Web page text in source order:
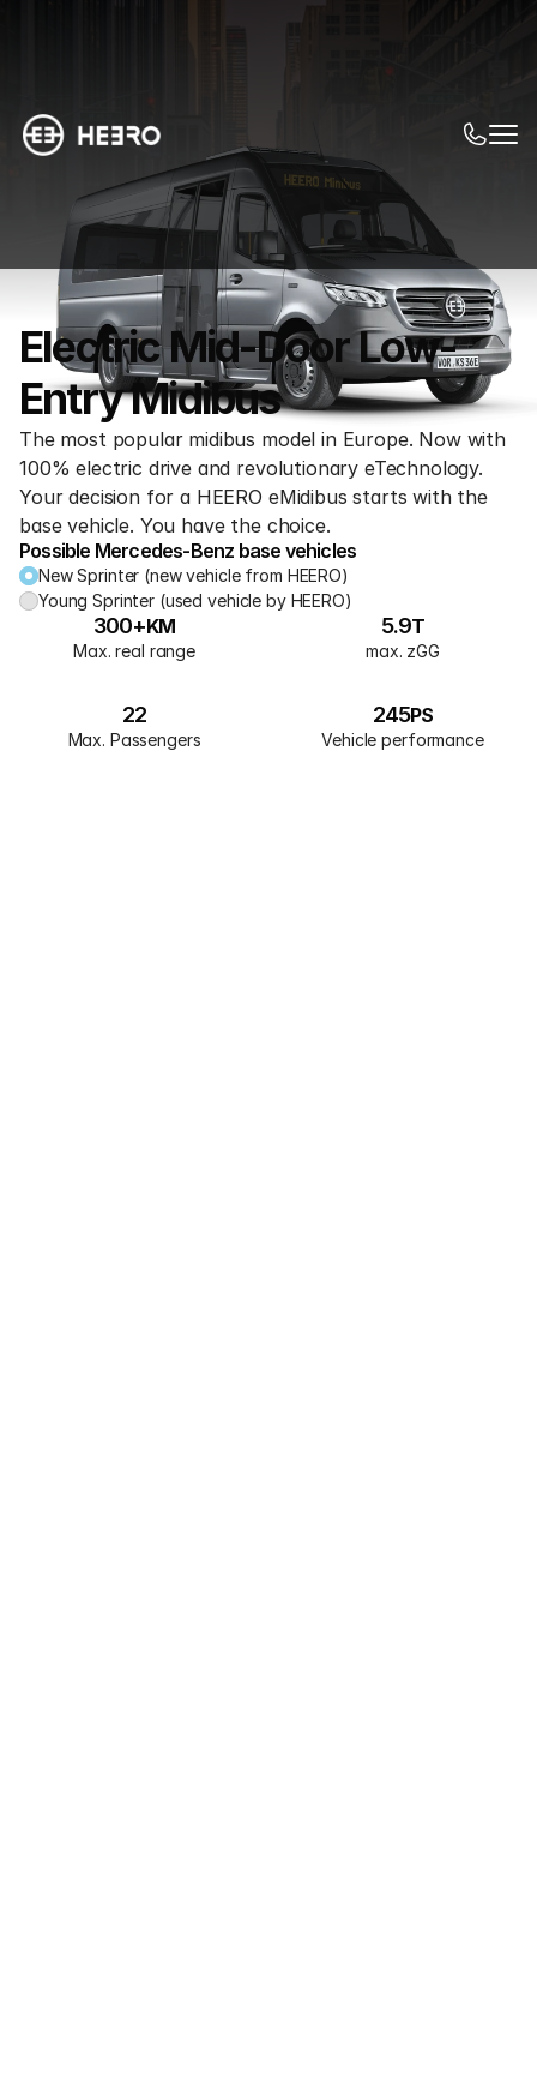
Electric Mid-Door Low-
Entry Midibus
The most popular midibus model in Europe. Now with
100% electric drive and revolutionary eTechnology.
Your decision for a HEERO eMidibus starts with the
base vehicle. You have the choice.
Possible Mercedes-Benz base vehicles
New Sprinter (new vehicle from HEERO)
Young Sprinter (used vehicle by HEERO)
300+KM
Max. real range
5.9T
max. zGG
22
Max. Passengers
245PS
Vehicle performance